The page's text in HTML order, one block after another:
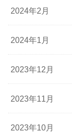
2024年2月
2024年1月
2023年12月
2023年11月
2023年10月